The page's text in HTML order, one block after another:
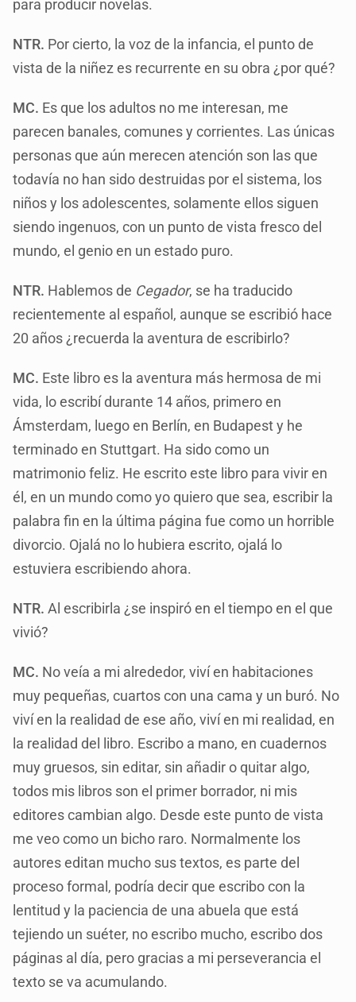
para producir novelas.
NTR. Por cierto, la voz de la infancia, el punto de
vista de la niñez es recurrente en su obra ¿por qué?
MC. Es que los adultos no me interesan, me
parecen banales, comunes y corrientes. Las únicas
personas que aún merecen atención son las que
todavía no han sido destruidas por el sistema, los
niños y los adolescentes, solamente ellos siguen
siendo ingenuos, con un punto de vista fresco del
mundo, el genio en un estado puro.
NTR. Hablemos de Cegador, se ha traducido
recientemente al español, aunque se escribió hace
20 años ¿recuerda la aventura de escribirlo?
MC. Este libro es la aventura más hermosa de mi
vida, lo escribí durante 14 años, primero en
Ámsterdam, luego en Berlín, en Budapest y he
terminado en Stuttgart. Ha sido como un
matrimonio feliz. He escrito este libro para vivir en
él, en un mundo como yo quiero que sea, escribir la
palabra fin en la última página fue como un horrible
divorcio. Ojalá no lo hubiera escrito, ojalá lo
estuviera escribiendo ahora.
NTR.Al escribirla ¿se inspiró en el tiempo en el que
vivió?
MC. No veía a mi alrededor, viví en habitaciones
muy pequeñas, cuartos con una cama y un buró. No
viví en la realidad de ese año, viví en mi realidad, en
la realidad del libro. Escribo a mano, en cuadernos
muy gruesos, sin editar, sin añadir o quitar algo,
todos mis libros son el primer borrador, ni mis
editores cambian algo. Desde este punto de vista
me veo como un bicho raro. Normalmente los
autores editan mucho sus textos, es parte del
proceso formal, podría decir que escribo con la
lentitud y la paciencia de una abuela que está
tejiendo un suéter, no escribo mucho, escribo dos
páginas al día, pero gracias a mi perseverancia el
texto se va acumulando.